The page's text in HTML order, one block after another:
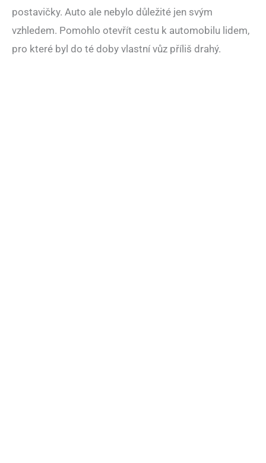
postavičky. Auto ale nebylo důležité jen svým
vzhledem. Pomohlo otevřít cestu k automobilu lidem,
pro které byl do té doby vlastní vůz příliš drahý.